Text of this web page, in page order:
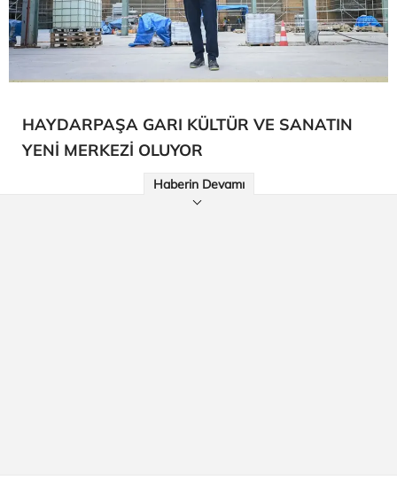
HAYDARPAŞA GARI KÜLTÜR VE SANATIN
YENİ MERKEZİ OLUYOR
Haberin Devamı